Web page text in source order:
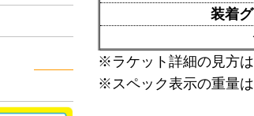
装着
※ラケット詳細の見方は
※スペック表示の重量は